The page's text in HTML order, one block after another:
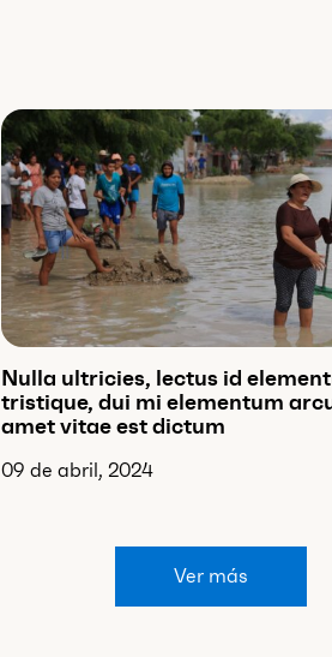
Nulla ultricies, lectus id
tristique, dui mi elementum
amet vitae est dictum
09 de abril, 2024
Ver más